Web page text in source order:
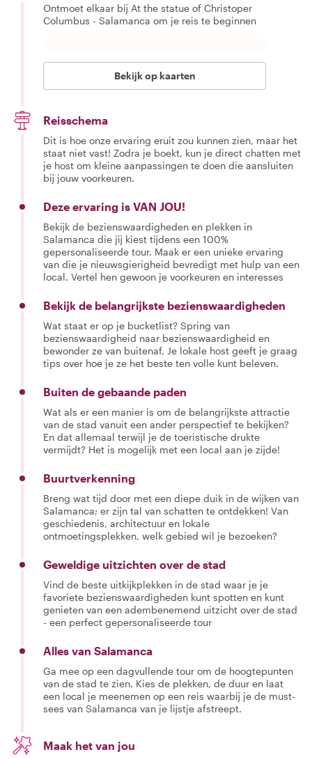
Ontmoet elkaar bij At the statue of Christoper
Columbus - Salamanca om je reis te beginnen
Bekijk op kaarten
Reisschema
Dit is hoe onze ervaring eruit zou kunnen zien, maar het
staat niet vast! Zodra je boekt, kun je direct chatten met
je host om kleine aanpassingen te doen die aansluiten
bij jouw voorkeuren.
Deze ervaring is VAN JOU!
Bekijk de bezienswaardigheden en plekken in
Salamanca die jij kiest tijdens een 100%
gepersonaliseerde tour. Maak er een unieke ervaring
van die je nieuwsgierigheid bevredigt met hulp van een
local. Vertel hen gewoon je voorkeuren en interesses
Bekijk de belangrijkste bezienswaardigheden
Wat staat er op je bucketlist? Spring van
bezienswaardigheid naar bezienswaardigheid en
bewonder ze van buitenaf. Je lokale host geeft je graag
tips over hoe je ze het beste ten volle kunt beleven.
Buiten de gebaande paden
Wat als er een manier is om de belangrijkste attractie
van de stad vanuit een ander perspectief te bekijken?
En dat allemaal terwijl je de toeristische drukte
vermijdt? Het is mogelijk met een local aan je zijde!
Buurtverkenning
Breng wat tijd door met een diepe duik in de wijken van
Salamanca; er zijn tal van schatten te ontdekken! Van
geschiedenis, architectuur en lokale
ontmoetingsplekken, welk gebied wil je bezoeken?
Geweldige uitzichten over de stad
Vind de beste uitkijkplekken in de stad waar je je
favoriete bezienswaardigheden kunt spotten en kunt
genieten van een adembenemend uitzicht over de stad
- een perfect gepersonaliseerde tour
Alles van Salamanca
Ga mee op een dagvullende tour om de hoogtepunten
van de stad te zien. Kies de plekken, de duur en laat
een local je meenemen op een reis waarbij je de must-
sees van Salamanca van je lijstje afstreept.
Maak het van jou